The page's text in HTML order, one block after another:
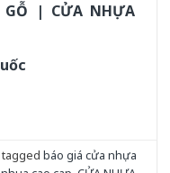
GỖ | CỬA NHỰA
báo giá cửa nhựa